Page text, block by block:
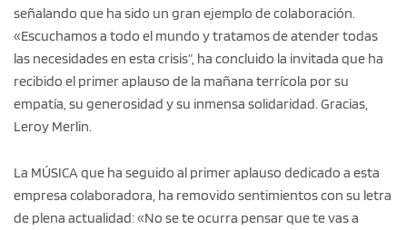
señalando que ha sido un gran ejemplo de colaboración.
«Escuchamos a todo el mundo y tratamos de atender todas
las necesidades en esta crisis”, ha concluido la invitada que ha
recibido el primer aplauso de la mañana terrícola por su
empatía, su generosidad y su inmensa solidaridad. Gracias,
Leroy Merlin.
La MÚSICA que ha seguido al primer aplauso dedicado a esta
empresa colaboradora, ha removido sentimientos con su letra
de plena actualidad: «No se te ocurra pensar que te vas a